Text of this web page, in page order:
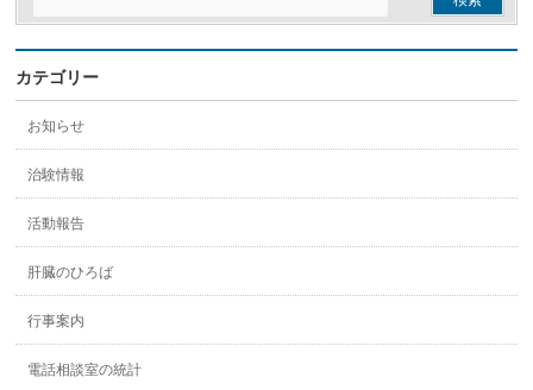
カテゴリー
お知らせ
治験情報
活動報告
肝臓のひろば
行事案内
電話相談室の統計